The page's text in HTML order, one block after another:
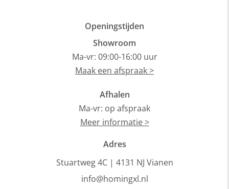
Openingstijden
Showroom
Ma-vr: 09:00-16:00 uur
Maak een afspraak >
Afhalen
Ma-vr: op afspraak
Meer informatie >
Adres
Stuartweg 4C | 4131 NJ Vianen
info@homingxl.nl